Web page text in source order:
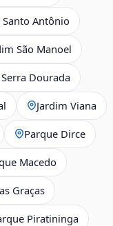
Santo Antônio
São Manoel
Dourada
Jardim Viana
Parque Dirce
Macedo
Graças
Piratininga